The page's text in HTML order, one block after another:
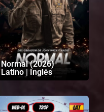
Normal (2026)
Latino | Inglés